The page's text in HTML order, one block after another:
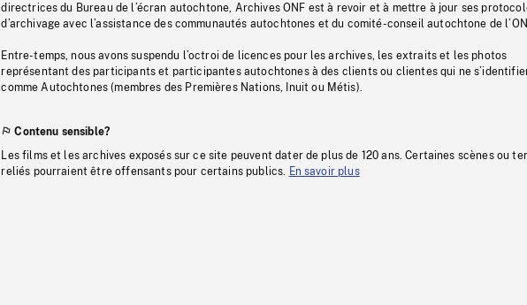
directrices du Bureau de l’écran autochtone, Archives ONF est à revoir et à mettre à jour ses
d’archivage avec l’assistance des communautés autochtones et du comité-conseil autochtone de
Entre-temps, nous avons suspendu l’octroi de licences pour les archives, les extraits et les photos
représentant des participants et participantes autochtones à des clients ou clientes qui ne
comme Autochtones (membres des Premières Nations, Inuit ou Métis).
Contenu sensible?
Les films et les archives exposés sur ce site peuvent dater de plus de 120 ans. Certaines scènes ou
reliés pourraient être offensants pour certains publics.
En savoir plus